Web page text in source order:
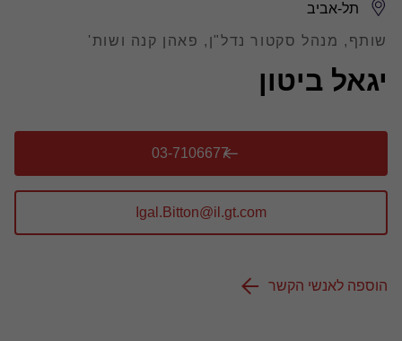
יגאל ביטון
תל-אביב
שותף, מנהל סקטור נדל"ן, פאהן קנה ושות'
03-7106677
הוספה לאנשי הקשר